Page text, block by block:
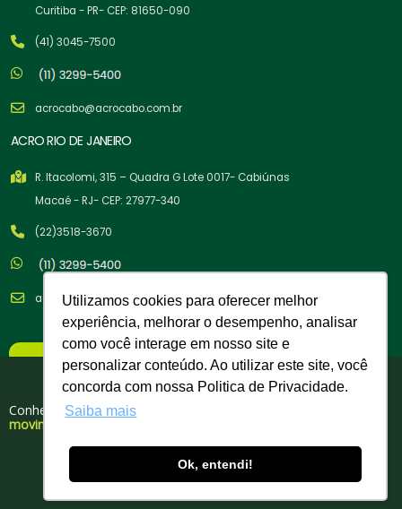
Tem cupom para você!
Conheça nosso portfólio de produtos para
movimentação, elevação e amarração de cargas.
DOWNLOAD GRATUITO
Utilizamos cookies para oferecer melhor
experiência, melhorar o desempenho, analisar
como você interage em nosso site e
personalizar conteúdo. Ao utilizar este site, você
concorda com nossa Politica de Privacidade.
Saiba mais
Ok, entendi!
Curitiba - PR- CEP: 81650-090
(41) 3045-7500
acrocabo@acrocabo.com.br
ACRO RIO DE JANEIRO
R. Itacolomi, 315 – Quadra G Lote 0017- Cabiúnas
Macaé - RJ- CEP: 27977-340
(22)3518-3670
acrocabo@acrocabo.com.br
Copyright © 2026 Acro Cabos de Aço Indústria e Comércio LTDA. -
03.358.329/0004-60| Todos os Direitos Reservados. Desenvolvido por
×
Nova Política Comercial
A partir de 02/02/26
Compra Mínima: R$ 500,00